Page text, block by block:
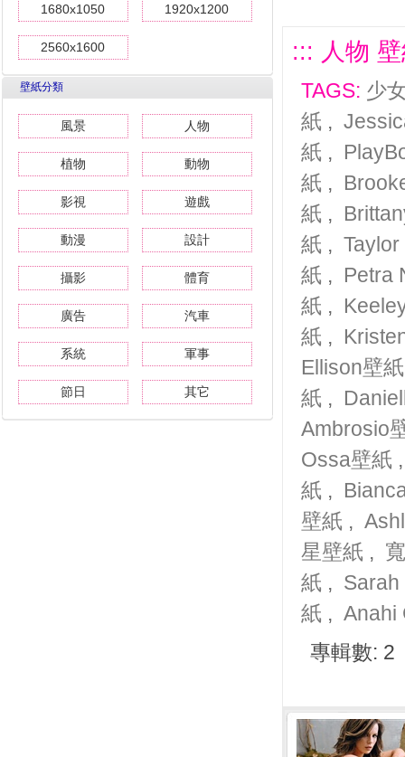
1680x1050 1920x1200
2560x1600
壁紙分類
風景 人物
植物 動物
影視 遊戲
動漫 設計
攝影 體育
廣告 汽車
系統 軍事
節日 其它
::: 人物
TAGS: 少
紙 ,
紙 ,
紙 ,
紙 ,
紙 ,
紙 , Petra
紙 ,
紙 ,
Ellison壁紙
紙 ,
Ambrosio
Ossa壁紙
紙 ,
壁紙 ,
星壁紙 ,
紙 ,
紙 , Anahi
專輯數: 2